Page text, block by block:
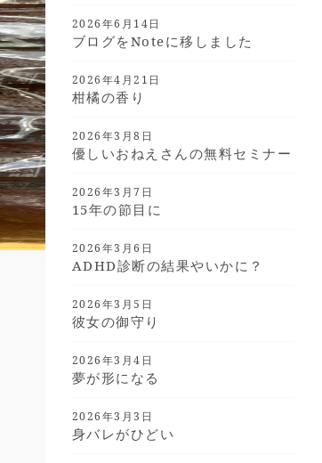
2026年6月14日
ブログをnoteに移しました
2026年4月21日
柑橘の香り
2026年3月8日
優しいおねえさんの無料セミナー
2026年3月7日
15年の節目に
2026年3月6日
ADHD診断の結果やいかに？
2026年3月5日
彼女の御守り
2026年3月4日
夢が形になる
2026年3月3日
身バレがひどい